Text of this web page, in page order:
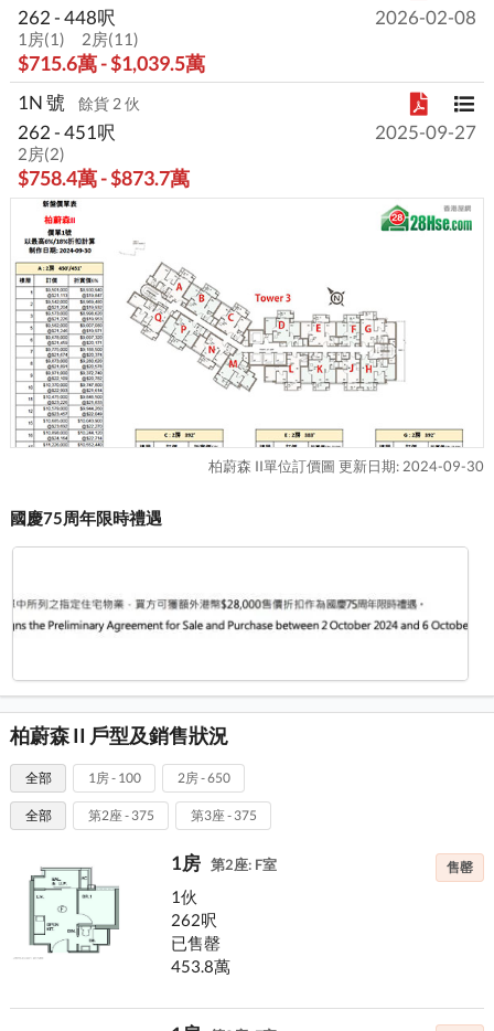
2026-02-08
262 - 448呎
1房(1) 2房(11)
$715.6萬 - $1,039.5萬
1N 號 餘貨 2 伙
2025-09-27
262 - 451呎
2房(2)
$758.4萬 - $873.7萬
柏蔚森 II單位訂價圖 更新日期: 2024-09-30
國慶75周年限時禮遇
柏蔚森 II 戶型及銷售狀況
全部 1房 - 100 2房 - 650
全部 第2座 - 375 第3座 - 375
1房 第2座: F室 售罄
1伙
262呎
已售罄
453.8萬